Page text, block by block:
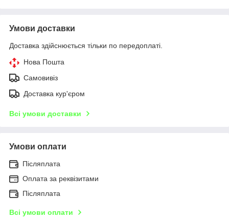
Умови доставки
Доставка здійснюється тільки по передоплаті.
Нова Пошта
Самовивіз
Доставка кур'єром
Всі умови доставки
Умови оплати
Післяплата
Оплата за реквізитами
Післяплата
Всі умови оплати